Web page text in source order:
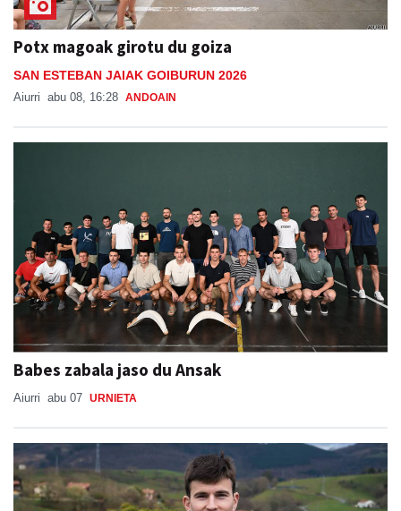
Potx magoak girotu du goiza
SAN ESTEBAN JAIAK GOIBURUN 2026
Aiurri abu 08, 16:28 ANDOAIN
Babes zabala jaso du Ansak
Aiurri abu 07 URNIETA